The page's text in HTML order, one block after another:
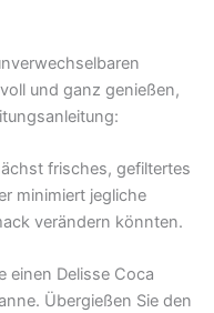
und ganz genießen,
frisches, gefiltertes
minimiert jegliche
verändern könnten.
einen Delisse Coca
Übergießen Sie den